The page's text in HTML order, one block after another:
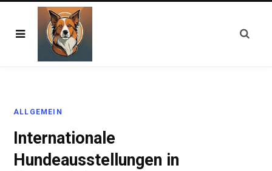
ALLGEMEIN
Internationale
Hundeausstellungen in